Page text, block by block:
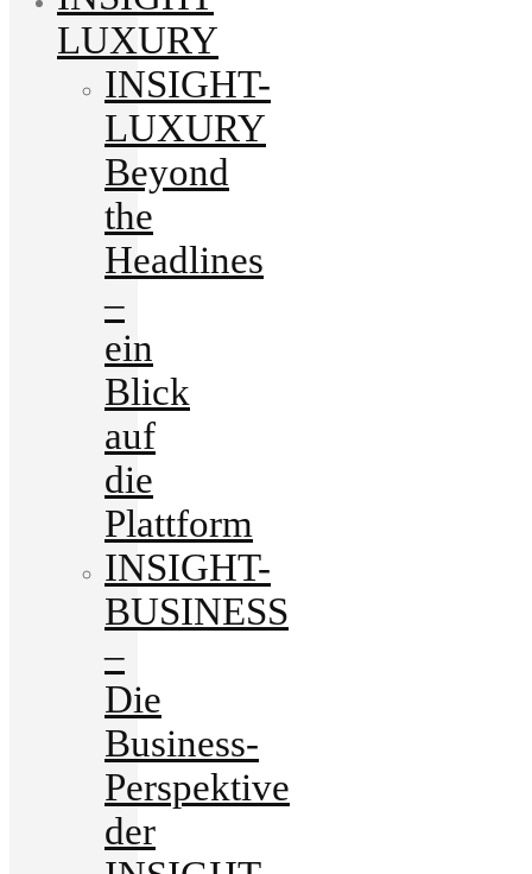
LUXURY
INSIGHT-
LUXURY
Beyond
the
Headlines
–
ein
Blick
auf
die
Plattform
INSIGHT-
BUSINESS
–
Die
Business-
Perspektive
der